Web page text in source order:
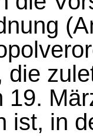
die
19.
ist, in